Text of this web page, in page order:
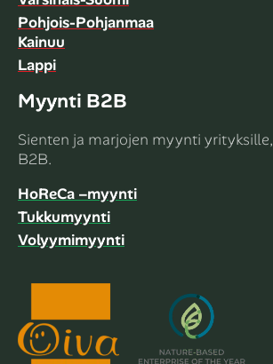
Pohjois-Pohjanmaa
Kainuu
Lappi
Myynti B2B
Sienten ja marjojen myynti yrityksille,
B2B.
HoReCa –myynti
Tukkumyynti
Volyymimyynti